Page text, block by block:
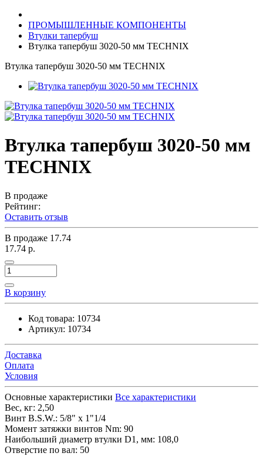
ПРОМЫШЛЕННЫЕ КОМПОНЕНТЫ
Втулки тапербуш
Втулка тапербуш 3020-50 мм TECHNIX
Втулка тапербуш 3020-50 мм TECHNIX
Втулка тапербуш 3020-50 мм
TECHNIX
В продаже
Рейтинг:
Оставить отзыв
В продаже 17.74
17.74 р.
В корзину
Код товара: 10734
Артикул: 10734
Доставка
Оплата
Условия
Основные характеристики Все характеристики
Вес, кг: 2,50
Винт B.S.W.: 5/8" х 1"1/4
Момент затяжки винтов Nm: 90
Наибольший диаметр втулки D1, мм: 108,0
Отверстие по вал: 50